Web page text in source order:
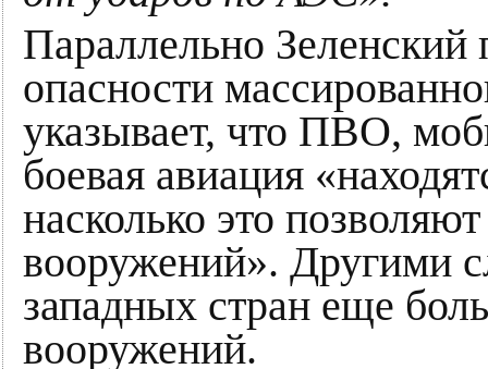
Параллельно Зеленский
опасности
указывает, что ПВО,
боевая авиация
насколько это
вооружений». Другими
западных стран еще
вооружений.